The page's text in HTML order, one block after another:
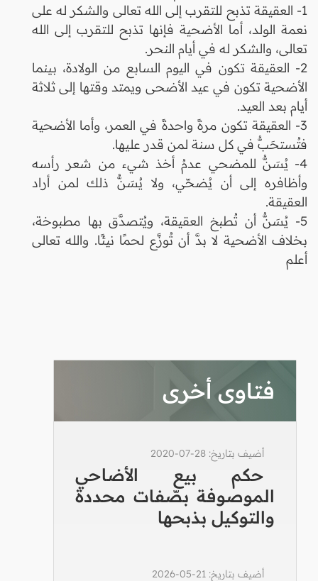
1- العقيقة تذبح للتقرب إلى الله تعالى والشكر له على
نعمة الولد، أما الأضحية فإنها تذبح للتقرب إلى الله
تعالى، والشكر له في أيام النحر.
2- العقيقة تكون في اليوم السابع من الولادة، بينما
الأضحية تكون في عيد الأضحى ويمتد وقتها إلى ثلاثة
أيام بعد العيد.
3- العقيقة تكون مرةً واحدةً في العمر، وأما الأضحية
فتُستحَبُّ في كل سنة لمن قدر عليها.
4- يُسَنُّ للمضحي عدمُ أخذ شيء من شعر رأسه
وأظافره إلى أن يُضحّي، ولا يُسَنُّ ذلك لمن أراد
العقيقة.
5- يُسَنُّ أن تُطبخ العقيقة، ويُتصدَّق بها مطبوخة،
بخلاف الأضحية لا بدَّ أن تُوزَّع لحمًا نيئًا. والله تعالى
أعلم
فتاوى أخرى
أضيف بتاريخ: 28-07-2020
حكم بيع الأضاحي
الموصوفة بصّفات محددة
والتوكيل بذبحها
أضيف بتاريخ: 21-05-2026